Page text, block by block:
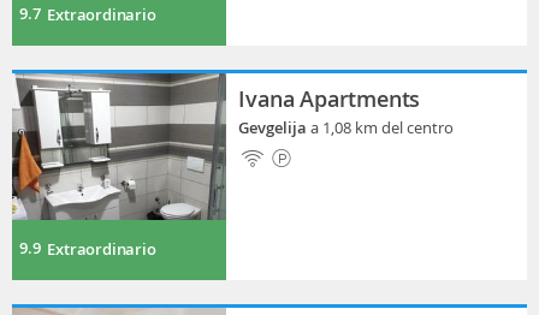
9.7 Extraordinario
9.9 Extraordinario
Ivana Apartments
Gevgelijaa 1,08 km del centro